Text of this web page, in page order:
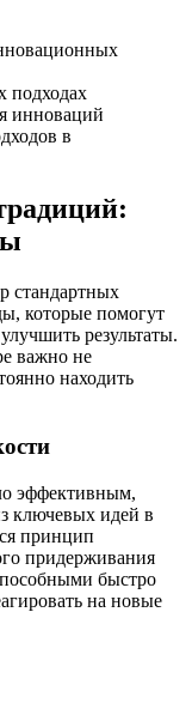
подходах
инноваций
в
стандартных
которые помогут
результаты.
важно не
находить
эффективным,
ключевых идей в
принцип
придерживания
быстро
на новые